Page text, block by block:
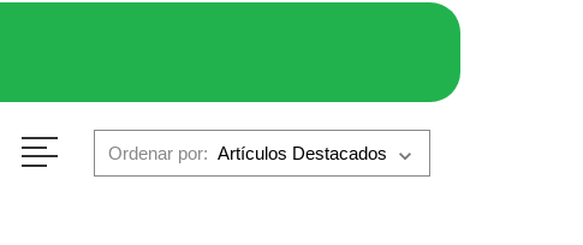
Ordenar por: